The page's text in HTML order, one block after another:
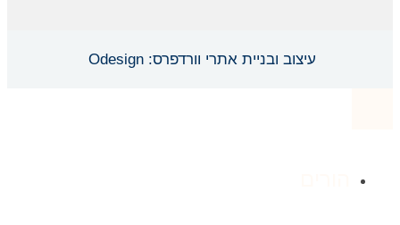
עיצוב ובניית אתרי וורדפרס: Odesign